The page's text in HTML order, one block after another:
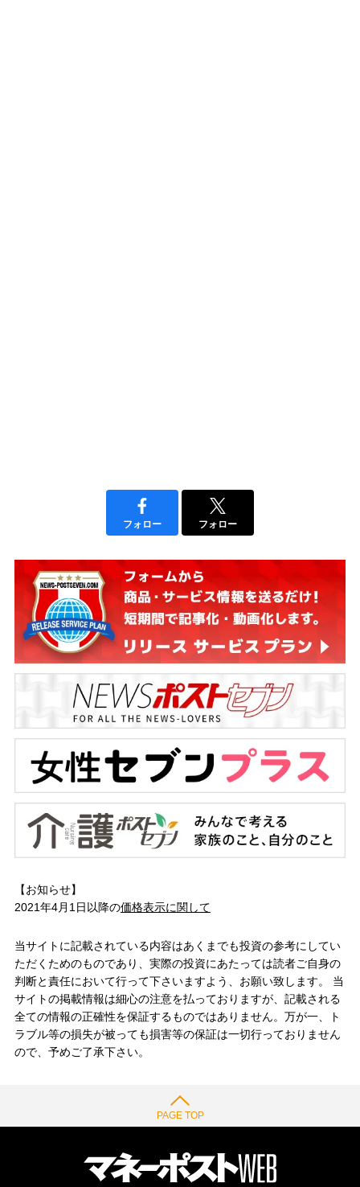
フォロー フォロー
【お知らせ】
2021年4月1日以降の価格表示に関して
当サイトに記載されている内容はあくまでも投資の参考にしてい
ただくためのものであり、実際の投資にあたっては読者ご自身の
判断と責任において行って下さいますよう、お願い致します。 当
サイトの掲載情報は細心の注意を払っておりますが、記載される
全ての情報の正確性を保証するものではありません。万が一、ト
ラブル等の損失が被っても損害等の保証は一切行っておりません
ので、予めご了承下さい。
PAGE TOP